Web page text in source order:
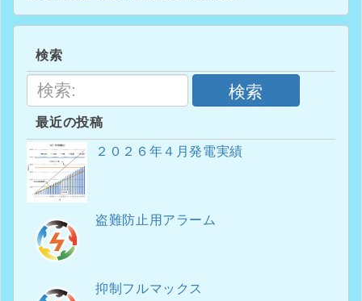
検索
検索
最近の投稿
２０２６年４月発電実績
盗難防止用アラーム
抑制フルマックス